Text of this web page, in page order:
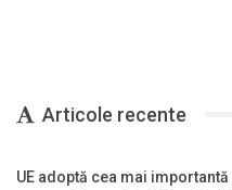
Articole recente
UE adoptă cea mai